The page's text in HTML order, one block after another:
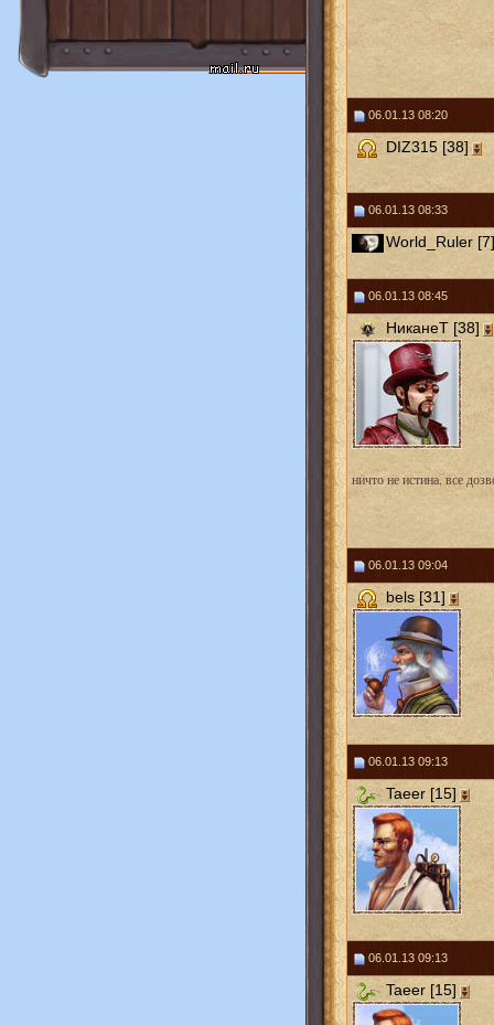
06.01.13 08:20
DIZ315 [38]
06.01.13 08:33
World_Ruler [7]
06.01.13 08:45
НиканеТ [38]
ничто не истина, все
06.01.13 09:04
bels [31]
06.01.13 09:13
Taeer [15]
06.01.13 09:13
Taeer [15]